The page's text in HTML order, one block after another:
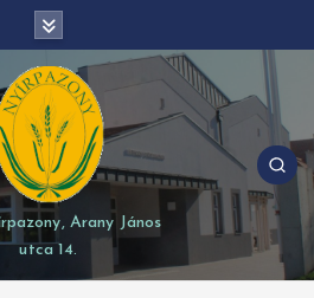
Arany János
utca 14.
modal-check